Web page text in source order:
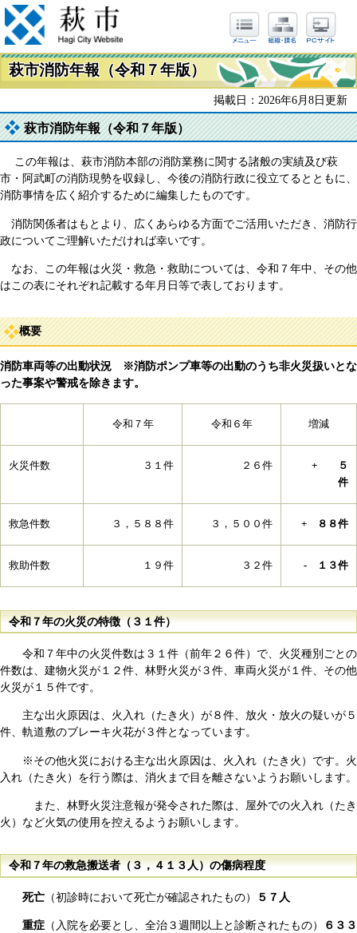
萩市消防年報（令和７年版）
掲載日：2026年6月8日更新
萩市消防年報（令和７年版）
この年報は、萩市消防本部の消防業務に関する諸般の実績及び萩
市・阿武町の消防現勢を収録し、今後の消防行政に役立てるとともに、
消防事情を広く紹介するために編集したものです。
消防関係者はもとより、広くあらゆる方面でご活用いただき、消防行
政についてご理解いただければ幸いです。
なお、この年報は火災・救急・救助については、令和７年中、その他
はこの表にそれぞれ記載する年月日等で表しております。
概要
消防車両等の出動状況 ※消防ポンプ車等の出動のうち非火災扱いとな
った事案や警戒を除きます。
令和７年 令和６年 増減
火災件数 ３１件 ２６件
+ ５
件
救急件数 ３，５８８件 ３，５００件 + ８８件
救助件数 １９件 ３２件 - １３件
令和７年の火災の特徴（３１件）
令和７年中の火災件数は３１件（前年２６件）で、火災種別ごとの
件数は、建物火災が１２件、林野火災が３件、車両火災が１件、その他
火災が１５件です。
主な出火原因は、火入れ（たき火）が８件、放火・放火の疑いが５
件、軌道敷のブレーキ火花が３件となっています。
※その他火災における主な出火原因は、火入れ（たき火）です。火
入れ（たき火）を行う際は、消火まで目を離さないようお願いします。
また、林野火災注意報が発令された際は、屋外での火入れ（たき
火）など火気の使用を控えるようお願いします。
令和７年の救急搬送者（３，４１３人）の傷病程度
死亡 （初診時において死亡が確認されたもの） ５７人
重症 （入院を必要とし、全治３週間以上と診断されたもの）
６３３